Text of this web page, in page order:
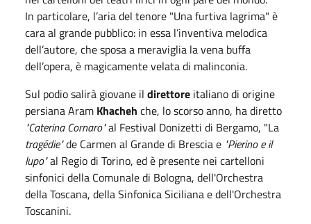
In particolare, l’aria del tenore "Una furtiva lagrima" è
cara al grande pubblico: in essa l’inventiva melodica
dell’autore, che sposa a meraviglia la vena buffa
dell’opera, è magicamente velata di malinconia.
Sul podio salirà giovane il direttore italiano di origine
persiana Aram Khacheh che, lo scorso anno, ha diretto
"Caterina Cornaro"al Festival Donizetti di Bergamo, "La
tragédie"de Carmen al Grande di Brescia e "Pierino e il
lupo"al Regio di Torino, ed è presente nei cartelloni
sinfonici della Comunale di Bologna, dell'Orchestra
della Toscana, della Sinfonica Siciliana e dell'Orchestra
Toscanini.